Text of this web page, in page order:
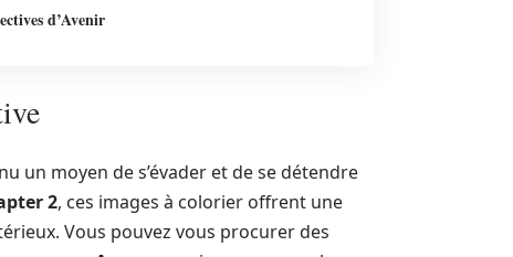
d’Avenir
un moyen de s’évader et de se détendre
2, ces images à colorier offrent une
Vous pouvez vous procurer des